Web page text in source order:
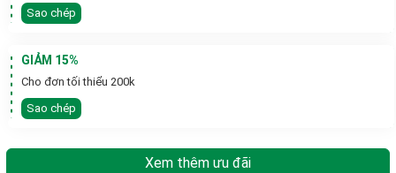
Sao chép
GIẢM 15%
Cho đơn tối thiểu 200k
Sao chép
Xem thêm ưu đãi